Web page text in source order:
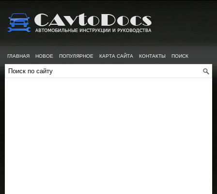
ГЛАВНАЯ НОВОЕ ПОПУЛЯРНОЕ КАРТА САЙТА КОНТАКТЫ ПОИСК